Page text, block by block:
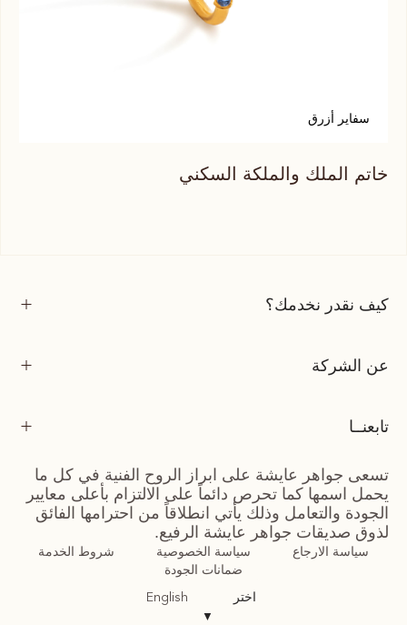
سفاير أزرق
خاتم الملك والملكة السكني
كيف نقدر نخدمك؟
عن الشركة
تابعنــا
تسعى جواهر عايشة على ابراز الروح الفنية في كل ما
يحمل اسمها كما تحرص دائماً على الالتزام بأعلى معايير
الجودة والتعامل وذلك يأتي انطلاقاً من احترامها الفائق
لذوق صديقات جواهر عايشة الرفيع.
سياسة الارجاع سياسة الخصوصية
شروط الخدمة
ضمانات الجودة
اختر
▼
English